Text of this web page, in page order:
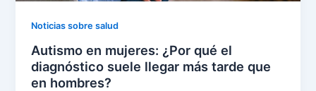
Noticias sobre salud
Autismo en mujeres: ¿Por qué el
diagnóstico suele llegar más tarde que
en hombres?